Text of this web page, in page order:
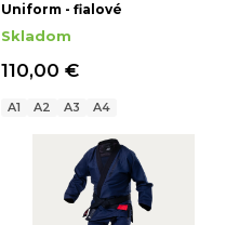
Uniform - fialové
Skladom
110,00 €
A1 A2 A3 A4